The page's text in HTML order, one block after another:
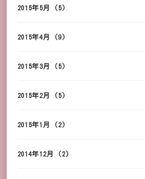
2015年5月 (5)
2015年4月 (9)
2015年3月 (5)
2015年2月 (5)
2015年1月 (2)
2014年12月 (2)